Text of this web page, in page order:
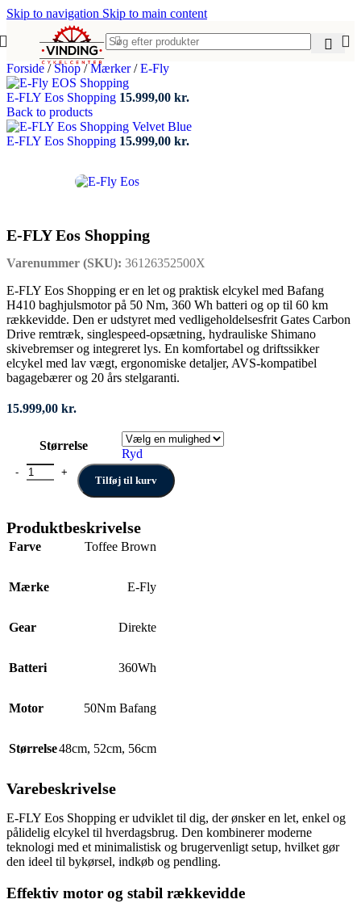
Skip to navigation Skip to main content
Forside/ Shop/ Mærker/ E-Fly
E-FLY Eos Shopping 15.999,00 kr.
Back to products
E-FLY Eos Shopping 15.999,00 kr.
E-FLY Eos Shopping
Varenummer (SKU): 36126352500X
E‑FLY Eos Shopping er en let og praktisk elcykel med Bafang
H410 baghjulsmotor på 50 Nm, 360 Wh batteri og op til 60 km
rækkevidde. Den er udstyret med vedligeholdelsesfrit Gates Carbon
Drive remtræk, singlespeed‑opsætning, hydrauliske Shimano
skivebremser og integreret lys. En komfortabel og driftssikker
elcykel med lav vægt, ergonomiske detaljer, AVS‑kompatibel
bagagebærer og 20 års stelgaranti.
15.999,00 kr.
Størrelse
Ryd
E-FLY Eos Shopping antal
Tilføj til kurv
Produktbeskrivelse
Farve Toffee Brown
Mærke E-Fly
Gear Direkte
Batteri 360Wh
Motor 50Nm Bafang
Størrelse48cm, 52cm, 56cm
Varebeskrivelse
E‑FLY Eos Shopping er udviklet til dig, der ønsker en let, enkel og
pålidelig elcykel til hverdagsbrug. Den kombinerer moderne
teknologi med et minimalistisk og brugervenligt setup, hvilket gør
den ideel til bykørsel, indkøb og pendling.
Effektiv motor og stabil rækkevidde